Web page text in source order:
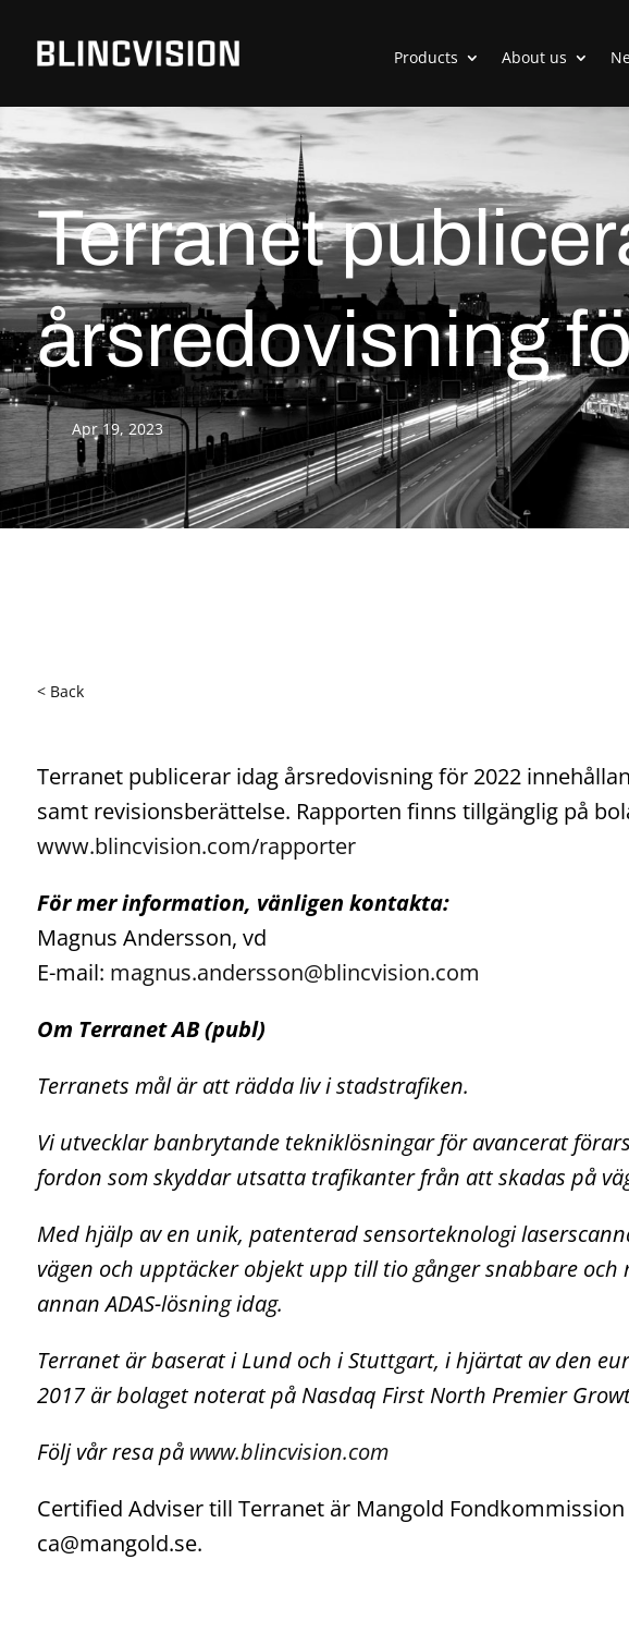
Products About us
Terranet
årsredovisning
Apr 19, 2023
< Back
Terranet publicerar idag årsredovisning för 2022
samt revisionsberättelse. Rapporten finns tillgänglig på
www.blincvision.com/rapporter
För mer information, vänligen kontakta:
Magnus Andersson, vd
E-mail: magnus.andersson@blincvision.com
Om Terranet AB (publ)
Terranets mål är att rädda liv i stadstrafiken.
Vi utvecklar banbrytande tekniklösningar för avancerat
fordon som skyddar utsatta trafikanter från att skadas på
Med hjälp av en unik, patenterad sensorteknologilasersc
vägen och upptäcker objektupp tilltio gånger snabbare och
annan ADAS-lösning idag.
Terranet är baserat i Lund och i Stuttgart, i hjärtat av den
2017 är bolaget noterat på Nasdaq FirstNorth Premier
Följ vår resa på www.blincvision.com
Certified Adviser till Terranet är Mangold Fondkommission
ca@mangold.se.